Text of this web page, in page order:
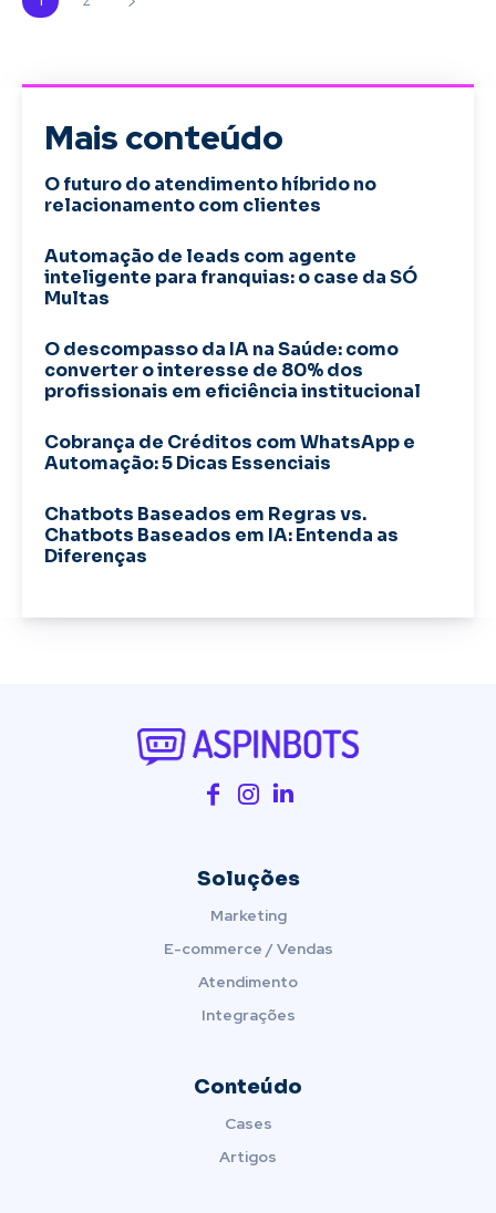
Mais conteúdo
O futuro do atendimento híbrido no
relacionamento com clientes
Automação de leads com agente
inteligente para franquias: o case da SÓ
Multas
O descompasso da IA na Saúde: como
converter o interesse de 80% dos
profissionais em eficiência institucional
Cobrança de Créditos com WhatsApp e
Automação: 5 Dicas Essenciais
Chatbots Baseados em Regras vs.
Chatbots Baseados em IA: Entenda as
Diferenças
Soluções
Marketing
E-commerce / Vendas
Atendimento
Integrações
Conteúdo
Cases
Artigos